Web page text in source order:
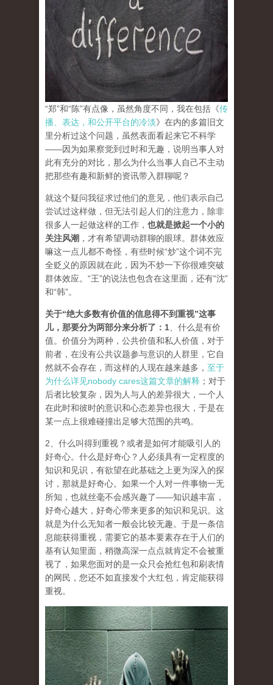
“郑”和“陈”有点像，虽然角度不同，我在包括《传
播、表达，和公开平台的冷淡》在内的多篇旧文
里分析过这个问题，虽然表面看起来它不科学
——因为如果察觉到过时和无趣，说明当事人对
此有充分的对比，那么为什么当事人自己不主动
把那些有趣和新鲜的资讯带入群聊呢？
就这个疑问我征求过他们的意见，他们表示自己
尝试过这样做，但无法引起人们的注意力，除非
很多人一起做这样的工作， 也就是掀起一个小的
关注风潮 ，才有希望调动群聊的眼球。群体效应
嘛这一点儿都不奇怪，有些时候“炒”这个词不完
全贬义的原因就在此，因为不炒一下你很难突破
群体效应。“王”的说法也包含在这里面，还有“沈”
和“韩”。
关于“绝大多数有价值的信息得不到重视”这事
儿，那要分为两部分来分析了 ：1 、什么是有价
值。价值分为两种，公共价值和私人价值，对于
前者，在没有公共议题参与意识的人群里，它自
然就不会存在，而这样的人现在越来越多， 至于
为什么详见nobody cares这篇文章的解释 ；对于
后者比较复杂，因为人与人的差异很大，一个人
在此时和彼时的意识和心态差异也很大，于是在
某一点上很难碰撞出足够大范围的共鸣。
2、什么叫得到重视？或者是如何才能吸引人的
好奇心。什么是好奇心？人必须具有一定程度的
知识和见识，有欲望在此基础之上更为深入的探
讨，那就是好奇心。如果一个人对一件事物一无
所知，也就丝毫不会感兴趣了——知识越丰富，
好奇心越大，好奇心带来更多的知识和见识。这
就是为什么无知者一般会比较无趣。于是一条信
息能获得重视，需要它的基本要素存在于人们的
基有认知里面，稍微高深一点点就肯定不会被重
视了，如果您面对的是一众只会抢红包和刷表情
的网民，您还不如直接发个大红包，肯定能获得
重视。